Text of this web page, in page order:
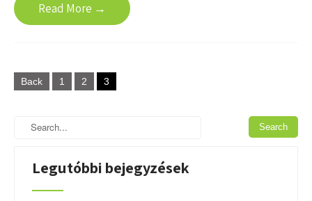
Read More →
Bejegyzések
lapozása
Back 1 2 3
Legutóbbi bejegyzések